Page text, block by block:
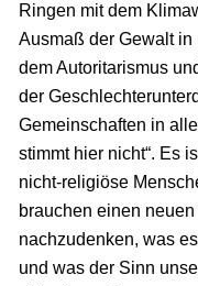
Ringen mit dem
Ausmaß der Gewalt
dem Autoritarismus
der
Gemeinschaften in
stimmt hier nicht“. Es
nicht-religiöse
brauchen einen
nachzudenken, was
und was der Sinn